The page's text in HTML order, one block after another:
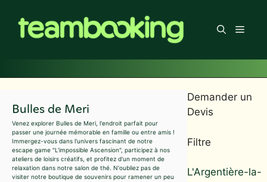
contenu
Menu
Bulles de Meri
Venez explorer Bulles de Meri, l'endroit parfait pour
passer une journée mémorable en famille ou entre amis !
Immergez-vous dans l'univers fascinant de notre
escape game "L'impossible Ascension", participez à nos
ateliers de loisirs créatifs, et profitez d'un moment de
relaxation dans notre salon de thé. N'oubliez pas de
visiter notre boutique de souvenirs pour ramener un peu
Demander un
Devis
Filtre
L'Argentière-la-